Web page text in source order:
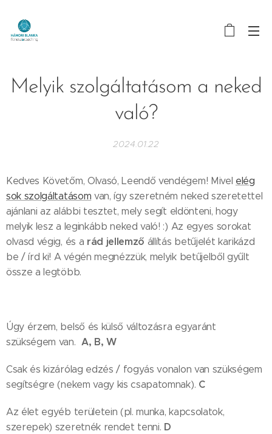
Melyik szolgáltatásom a neked
való?
2024.01.22
Kedves Követőm, Olvasó, Leendő vendégem! Mivel elég
sok szolgáltatásom van, így szeretném neked szeretettel
ajánlani az alábbi tesztet, mely segít eldönteni, hogy
melyik lesz a leginkább neked való! :) Az egyes sorokat
olvasd végig, és a rád jellemző állítás betűjelét karikázd
be / írd ki! A végén megnézzük, melyik betűjelből gyűlt
össze a legtöbb.
Úgy érzem, belső és külső változásra egyaránt
szükségem van. A, B, W
Csak és kizárólag edzés / fogyás vonalon van szükségem
segítségre (nekem vagy kis csapatomnak). C
Az élet egyéb területein (pl. munka, kapcsolatok,
szerepek) szeretnék rendet tenni. D